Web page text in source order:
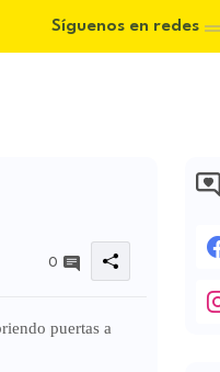
Síguenos en redes
0
puertas a